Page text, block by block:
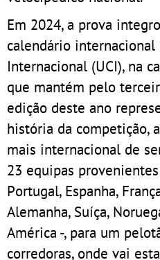
Em 2024, a prova
calendário
Internacional (UCI), na
que mantém pelo
edição deste ano
história da competição,
mais internacional de
23 equipas
Portugal, Espanha,
Alemanha, Suíça,
América -, para um
corredoras, onde vai